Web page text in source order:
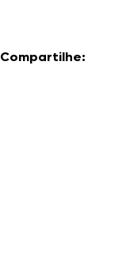
Compartilhe: